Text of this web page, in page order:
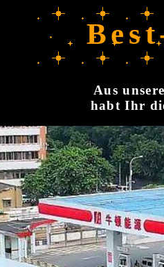
Aus
habt Ihr